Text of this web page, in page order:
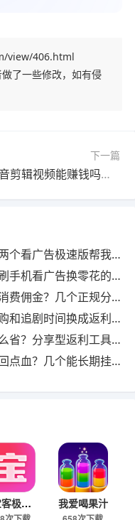
view/406.html
了一些修改，如有侵
下一篇
抖音剪辑视频能赚钱吗？抖音剪辑视频赚钱方法分享
极速版帮我月回血三百块
告换零花的两个极速版用法
个正规分享式返利平台排位
时间换成返利零钱的方法
型返利工具这样搭最舒服
能长期挂机的返利入口实测
聚宝客极速版 我爱喝果汁